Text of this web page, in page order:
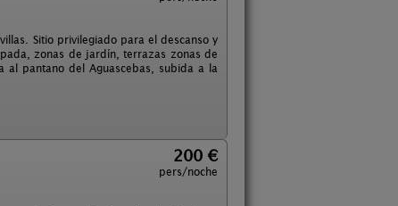
Sitio privilegiado para el descanso y
zonas de jardín, terrazas zonas de
pantano del Aguascebas, subida a la
200 €
pers/noche